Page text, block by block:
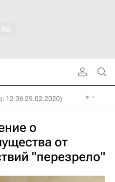
12:36 29.02.2020)
о
от
"перезрело"